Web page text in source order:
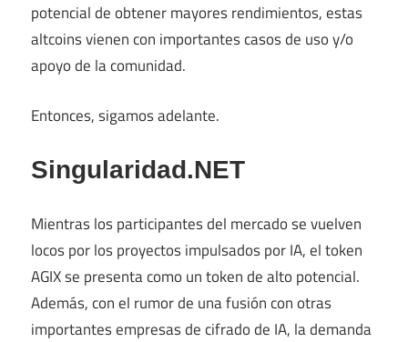
potencial de obtener mayores rendimientos, estas
altcoins vienen con importantes casos de uso y/o
apoyo de la comunidad.
Entonces, sigamos adelante.
Singularidad.NET
Mientras los participantes del mercado se vuelven
locos por los proyectos impulsados ​​por IA, el token
AGIX se presenta como un token de alto potencial.
Además, con el rumor de una fusión con otras
importantes empresas de cifrado de IA, la demanda